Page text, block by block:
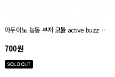
아두이노 능동 부저 모듈 active buzzer module
700원